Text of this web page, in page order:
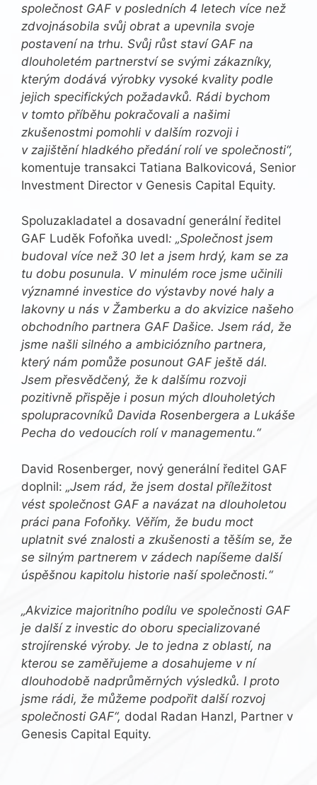
společnost GAF v posledních 4 letech více než
zdvojnásobila svůj obrat a upevnila svoje
postavení na trhu. Svůj růst staví GAF na
dlouholetém partnerství se svými zákazníky,
kterým dodává výrobky vysoké kvality podle
jejich specifických požadavků. Rádi bychom
v tomto příběhu pokračovali a našimi
zkušenostmi pomohli v dalším rozvoji i
v zajištění hladkého předání rolí ve společnosti“,
komentuje transakci Tatiana Balkovicová, Senior
Investment Director v Genesis Capital Equity.
Spoluzakladatel a dosavadní generální ředitel
GAF Luděk Fofoňka uvedl: „Společnost jsem
budoval více než 30 let a jsem hrdý, kam se za
tu dobu posunula. V minulém roce jsme učinili
významné investice do výstavby nové haly a
lakovny u nás v Žamberku a do akvizice našeho
obchodního partnera GAF Dašice. Jsem rád, že
jsme našli silného a ambiciózního partnera,
který nám pomůže posunout GAF ještě dál.
Jsem přesvědčený, že k dalšímu rozvoji
pozitivně přispěje i posun mých dlouholetých
spolupracovníků Davida Rosenbergera a Lukáše
Pecha do vedoucích rolí v managementu.“
David Rosenberger, nový generální ředitel GAF
doplnil: „Jsem rád, že jsem dostal příležitost
vést společnost GAF a navázat na dlouholetou
práci pana Fofoňky. Věřím, že budu moct
uplatnit své znalosti a zkušenosti a těším se, že
se silným partnerem v zádech napíšeme další
úspěšnou kapitolu historie naší společnosti.“
„Akvizice majoritního podílu ve společnosti GAF
je další z investic do oboru specializované
strojírenské výroby. Je to jedna z oblastí, na
kterou se zaměřujeme a dosahujeme v ní
dlouhodobě nadprůměrných výsledků. I proto
jsme rádi, že můžeme podpořit další rozvoj
společnosti GAF“, dodal Radan Hanzl, Partner v
Genesis Capital Equity.